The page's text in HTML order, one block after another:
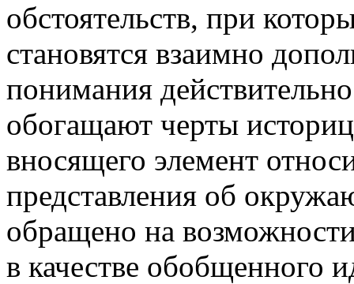
обстоятельств, при
становятся взаимно
понимания
обогащают черты
вносящего элемент
представления об
обращено на
в качестве обобщенного